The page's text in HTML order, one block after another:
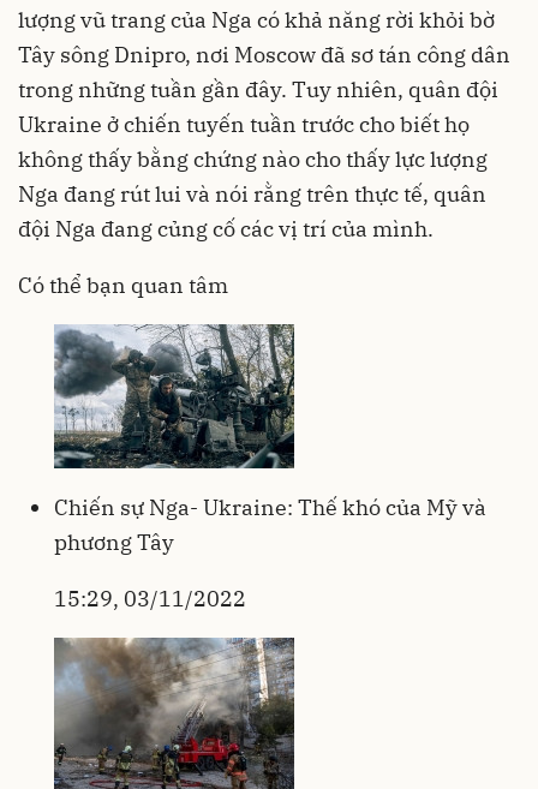
lượng vũ trang của Nga có khả năng rời khỏi bờ
Tây sông Dnipro, nơi Moscow đã sơ tán công dân
trong những tuần gần đây. Tuy nhiên, quân đội
Ukraine ở chiến tuyến tuần trước cho biết họ
không thấy bằng chứng nào cho thấy lực lượng
Nga đang rút lui và nói rằng trên thực tế, quân
đội Nga đang củng cố các vị trí của mình.
Có thể bạn quan tâm
Chiến sự Nga- Ukraine: Thế khó của Mỹ và
phương Tây
15:29, 03/11/2022